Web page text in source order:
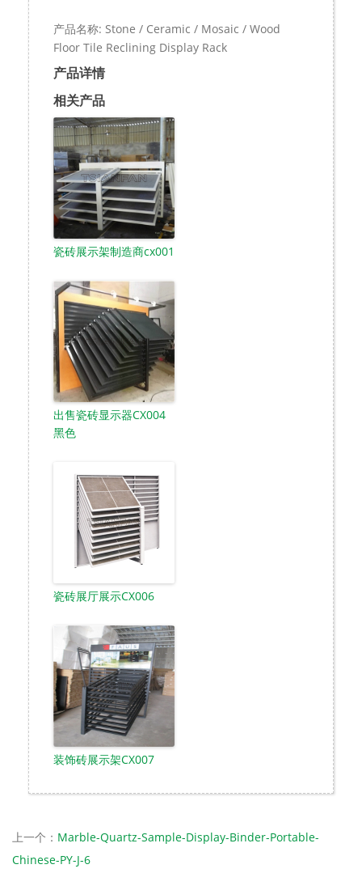
产品名称: Stone / Ceramic / Mosaic / Wood
Floor Tile Reclining Display Rack
产品详情
相关产品
瓷砖展示架制造商cx001
出售瓷砖显示器CX004
黑色
瓷砖展厅展示CX006
装饰砖展示架CX007
上一个： Marble-Quartz-Sample-Display-Binder-Portable-
Chinese-PY-J-6